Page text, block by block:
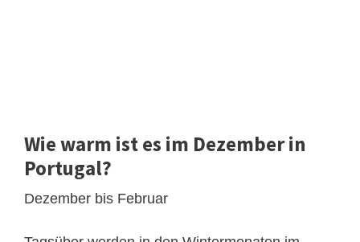
Wie warm ist es im Dezember in
Portugal?
Dezember bis Februar